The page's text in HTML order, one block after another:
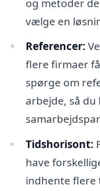
og metoder
vælge en
Referencer:
flere firmaer
spørge om
arbejde, så
Tidshorisont:
have
indhente flere